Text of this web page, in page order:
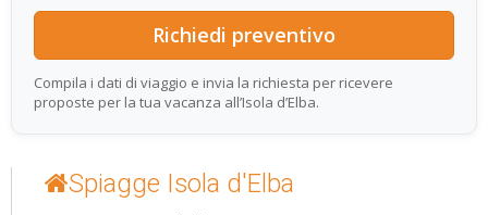
Compila i dati di viaggio e invia la richiesta per ricevere
proposte per la tua vacanza all’Isola d’Elba.
Spiagge Isola d'Elba